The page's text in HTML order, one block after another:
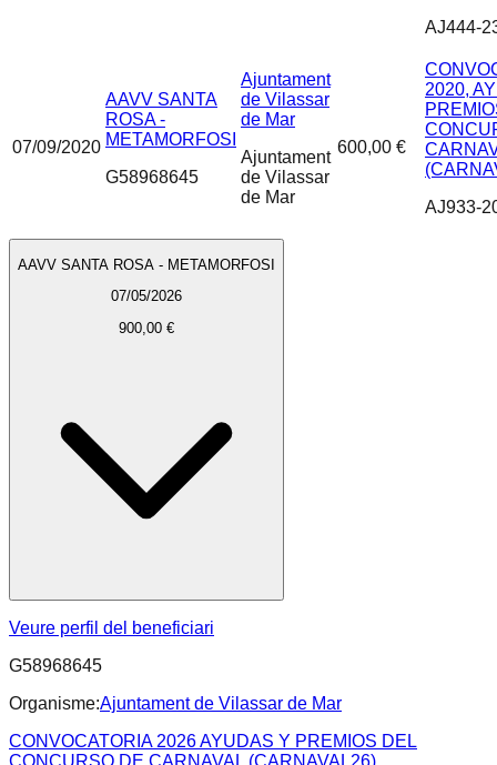
AJ444-
07/09/2020
AAVV SANTA
ROSA -
METAMORFOSI
G58968645
Ajuntament
de Vilassar
de Mar
Ajuntament
de Vilassar
de Mar
600,00 €
2020,
AJ933-
AAVV SANTA ROSA - METAMORFOSI
07/05/2026
900,00 €
Veure perfil del beneficiari
G58968645
Organisme:Ajuntament de Vilassar de Mar
CONVOCATORIA 2026 AYUDAS Y PREMIOS DEL
CONCURSO DE CARNAVAL (CARNAVAL26)